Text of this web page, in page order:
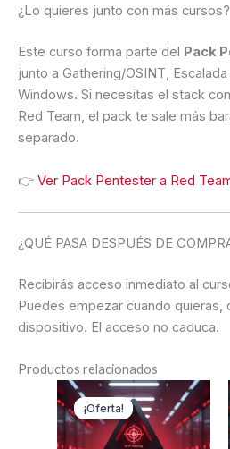
¿Lo quieres junto con más cursos?
Este curso forma parte del
Pack
junto a Gathering/OSINT,
Windows. Si necesitas el stack
Red Team, el pack te sale más
separado.
👉 Ver Pack Pentester a Red
¿QUÉ PASA DESPUÉS DE
Recibirás acceso inmediato al
Puedes empezar cuando quieras,
dispositivo. El acceso no caduca.
Productos relacionados
¡Oferta!
¡Oferta!
El
precio
original
era:
precio
actual
es: